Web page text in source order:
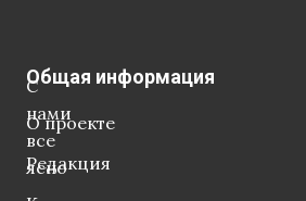
С
нами
все
ясно
Общая информация
О проекте
Редакция